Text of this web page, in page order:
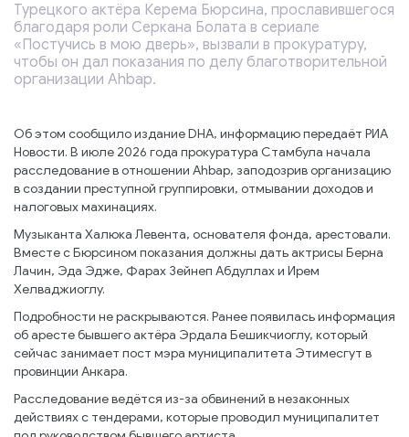
Турецкого актёра Керема Бюрсина, прославившегося
благодаря роли Серкана Болата в сериале
«Постучись в мою дверь», вызвали в прокуратуру,
чтобы он дал показания по делу благотворительной
организации Ahbap.
Об этом сообщило издание DHA, информацию передаёт РИА
Новости. В июле 2026 года прокуратура Стамбула начала
расследование в отношении Ahbap, заподозрив организацию
в создании преступной группировки, отмывании доходов и
налоговых махинациях.
Музыканта Халюка Левента, основателя фонда, арестовали.
Вместе с Бюрсином показания должны дать актрисы Берна
Лачин, Эда Эдже, Фарах Зейнеп Абдуллах и Ирем
Хелваджиоглу.
Подробности не раскрываются. Ранее появилась информация
об аресте бывшего актёра Эрдала Бешикчиоглу, который
сейчас занимает пост мэра муниципалитета Этимесгут в
провинции Анкара.
Расследование ведётся из-за обвинений в незаконных
действиях с тендерами, которые проводил муниципалитет